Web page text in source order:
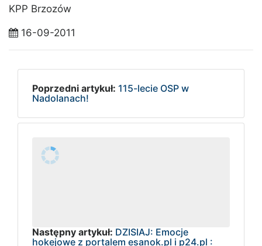
KPP Brzozów
16-09-2011
Poprzedni artykuł: 115-lecie OSP w
Nadolanach!
Następny artykuł: DZISIAJ: Emocje
hokejowe z portalem esanok.pl i p24.pl :